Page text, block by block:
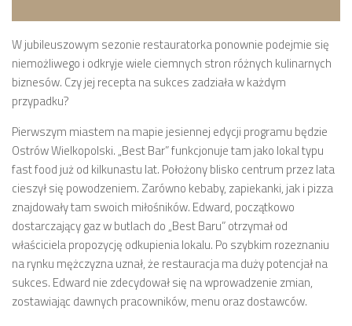
W jubileuszowym sezonie restauratorka ponownie podejmie się
niemożliwego i odkryje wiele ciemnych stron różnych kulinarnych
biznesów. Czy jej recepta na sukces zadziała w każdym
przypadku?
Pierwszym miastem na mapie jesiennej edycji programu będzie
Ostrów Wielkopolski. „Best Bar” funkcjonuje tam jako lokal typu
fast food już od kilkunastu lat. Położony blisko centrum przez lata
cieszył się powodzeniem. Zarówno kebaby, zapiekanki, jak i pizza
znajdowały tam swoich miłośników. Edward, początkowo
dostarczający gaz w butlach do „Best Baru” otrzymał od
właściciela propozycję odkupienia lokalu. Po szybkim rozeznaniu
na rynku mężczyzna uznał, że restauracja ma duży potencjał na
sukces. Edward nie zdecydował się na wprowadzenie zmian,
zostawiając dawnych pracowników, menu oraz dostawców.